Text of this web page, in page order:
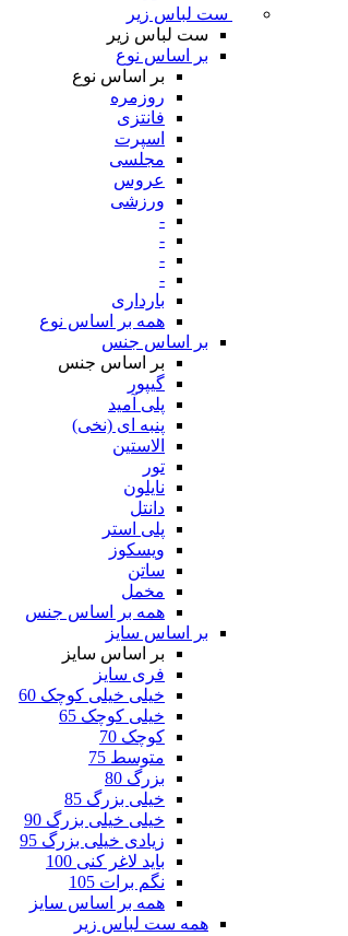
ست لباس زیر
ست لباس زیر
بر اساس نوع
بر اساس نوع
روزمره
فانتزی
اسپرت
مجلسی
عروس
ورزشی
-
-
-
-
بارداری
همه بر اساس نوع
بر اساس جنس
بر اساس جنس
گیپور
پلی آمید
پنبه ای (نخی)
الاستین
تور
نایلون
دانتل
پلی استر
ویسکوز
ساتن
مخمل
همه بر اساس جنس
بر اساس سایز
بر اساس سایز
فری سایز
خیلی خیلی کوچک 60
خیلی کوچک 65
کوچک 70
متوسط 75
بزرگ 80
خیلی بزرگ 85
خیلی خیلی بزرگ 90
زیادی خیلی بزرگ 95
باید لاغر کنی 100
نگم برات 105
همه بر اساس سایز
همه ست لباس زیر